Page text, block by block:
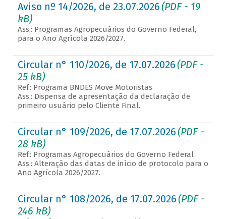
Aviso nº 14/2026, de 23.07.2026(PDF - 19
kB)
Ass.: Programas Agropecuários do Governo Federal,
para o Ano Agrícola 2026/2027.
Circular n° 110/2026, de 17.07.2026(PDF -
25 kB)
Ref.: Programa BNDES Move Motoristas
Ass.: Dispensa de apresentação da declaração de
primeiro usuário pelo Cliente Final.
Circular n° 109/2026, de 17.07.2026(PDF -
28 kB)
Ref.: Programas Agropecuários do Governo Federal
Ass.: Alteração das datas de início de protocolo para o
Ano Agrícola 2026/2027.
Circular n° 108/2026, de 17.07.2026(PDF -
246 kB)